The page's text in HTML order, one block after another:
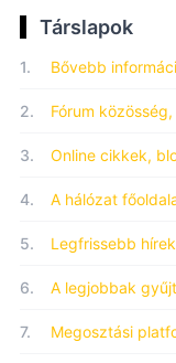
Társlapok
1. Bővebb
2. Fórum
3. Online cikkek,
4. A hálózat
5. Legfrissebb
6. A legjobbak
7. Megosztási